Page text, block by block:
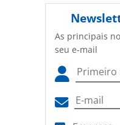
As principais
seu e-mail